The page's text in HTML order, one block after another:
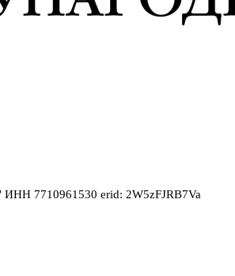
7710961530 erid: 2W5zFJRB7Va